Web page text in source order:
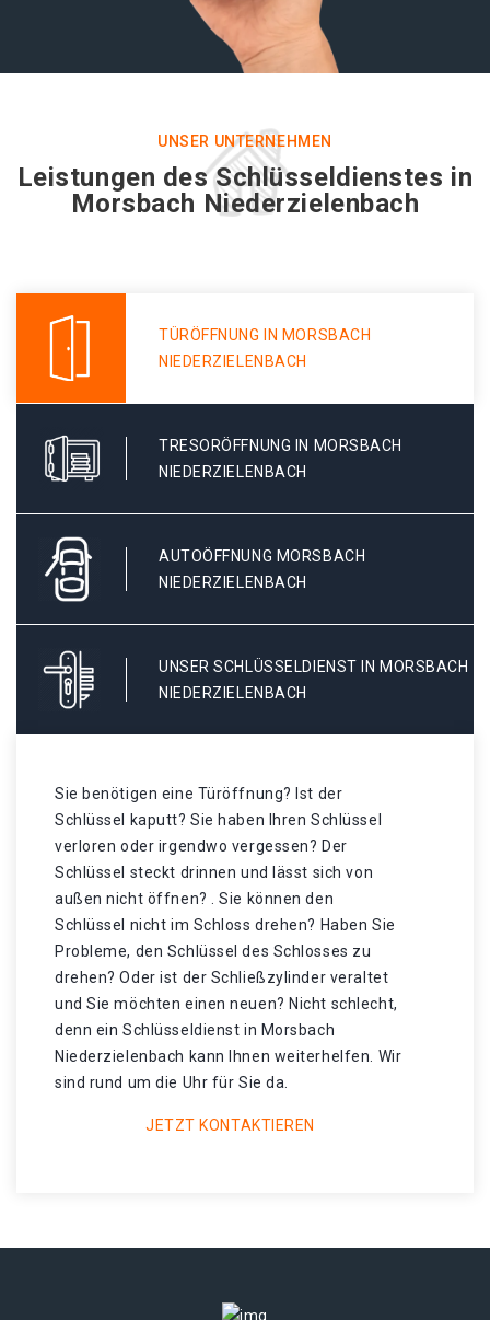
UNSER UNTERNEHMEN
Leistungen des Schlüsseldienstes in
Morsbach Niederzielenbach
TÜRÖFFNUNG IN MORSBACH
NIEDERZIELENBACH
TRESORÖFFNUNG IN MORSBACH
NIEDERZIELENBACH
AUTOÖFFNUNG MORSBACH
NIEDERZIELENBACH
UNSER SCHLÜSSELDIENST IN MORSBACH
NIEDERZIELENBACH
Sie benötigen eine Türöffnung? Ist der
Schlüssel kaputt? Sie haben Ihren Schlüssel
verloren oder irgendwo vergessen? Der
Schlüssel steckt drinnen und lässt sich von
außen nicht öffnen? . Sie können den
Schlüssel nicht im Schloss drehen? Haben Sie
Probleme, den Schlüssel des Schlosses zu
drehen? Oder ist der Schließzylinder veraltet
und Sie möchten einen neuen? Nicht schlecht,
denn ein Schlüsseldienst in Morsbach
Niederzielenbach kann Ihnen weiterhelfen. Wir
sind rund um die Uhr für Sie da.
JETZT KONTAKTIEREN